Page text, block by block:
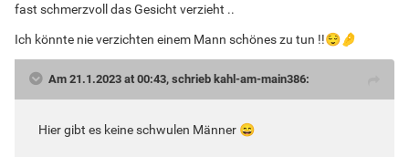
fast schmerzvoll das Gesicht verzieht ..
Ich könnte nie verzichten einem Mann schönes zu tun !!😌🤌
Am 21.1.2023 at 00:43, schrieb kahl-am-main386:
Hier gibt es keine schwulen Männer 😄